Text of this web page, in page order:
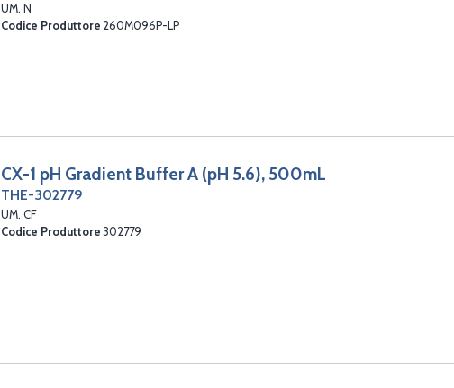
UM. N
Codice Produttore 260M096P-LP
CX-1 pH Gradient Buffer A (pH 5.6), 500mL
THE-302779
UM. CF
Codice Produttore 302779